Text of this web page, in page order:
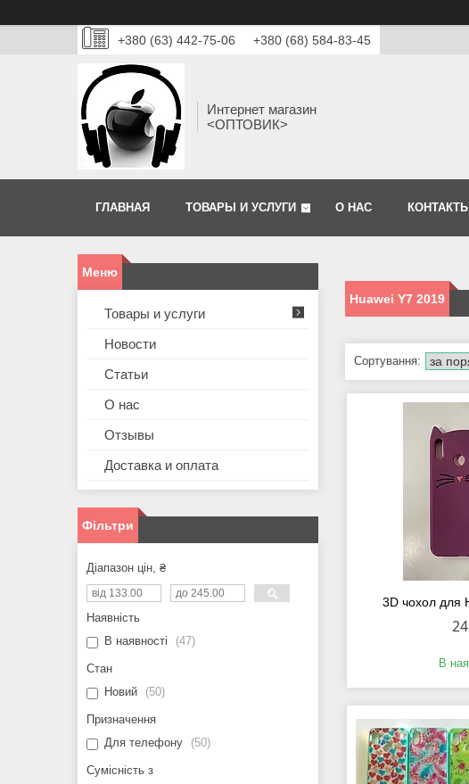
+380 (63) 442-75-06 +380 (68) 584-83-45
Интернет магазин
<ОПТОВИК>
ГЛАВНАЯ ТОВАРЫ И УСЛУГИ О НАС КОНТАКТЫ
Huawei Y7 2019
3D чохол для
В
Товары и услуги
Новости
Статьи
О нас
Отзывы
Доставка и оплата
Фільтри
Діапазон цін, ₴
Наявність
В наявності
47
Стан
Новий
50
Призначення
Для телефону
50
Сумісність з